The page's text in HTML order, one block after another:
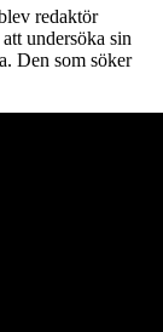
redaktör
undersöka sin
Den som söker